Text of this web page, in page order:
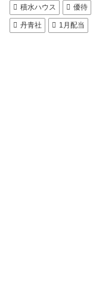
積水ハウス 優待
丹青社 1月配当